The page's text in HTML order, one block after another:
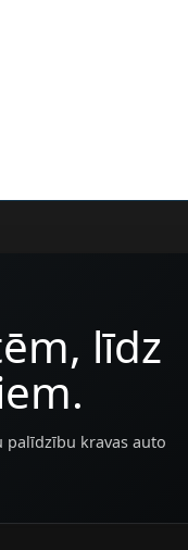
līdz
palīdzību kravas auto